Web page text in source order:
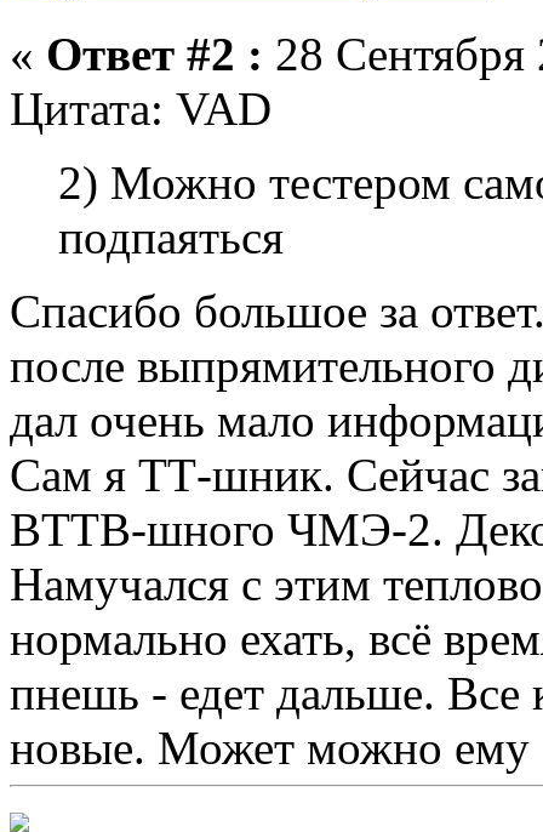
« Ответ #2 : 28
Цитата: VAD
2) Можно тестером
подпаяться
Спасибо большое за
после выпрямительного
дал очень мало
Сам я ТТ-шник. Сейчас
BTTB-шного ЧМЭ-2.
Намучался с этим
нормально ехать, всё
пнешь - едет дальше. Все
новые. Может можно ему